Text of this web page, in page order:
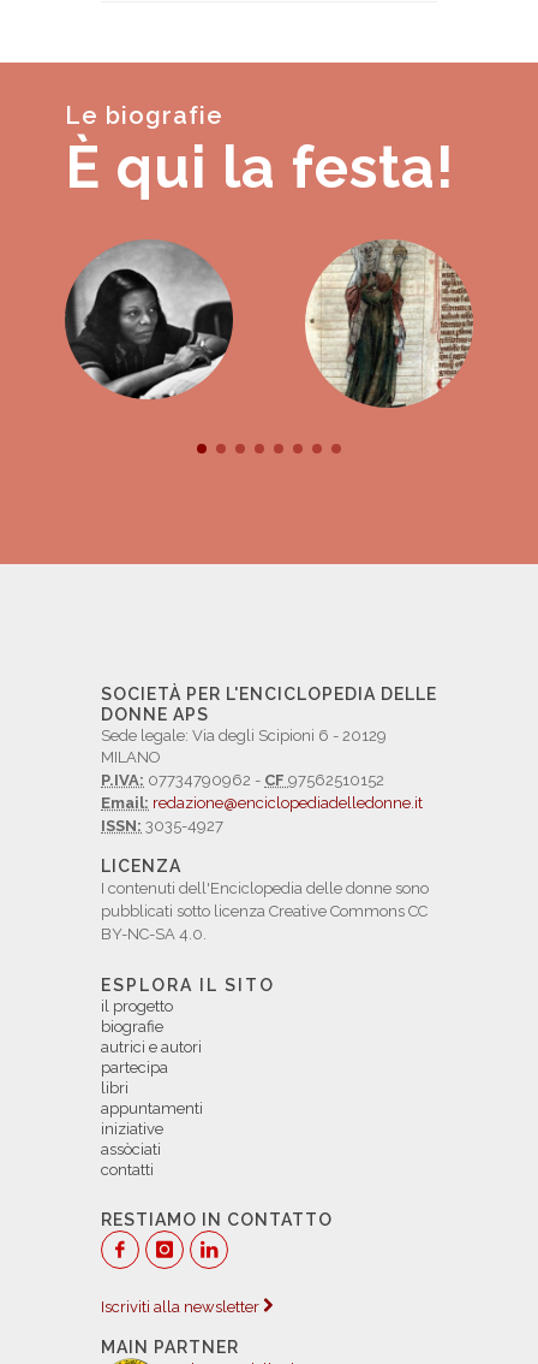
Le biografie
È qui la festa!
SOCIETÀ PER L'ENCICLOPEDIA DELLE
DONNE APS
Sede legale: Via degli Scipioni 6 - 20129
MILANO
P.IVA: 07734790962 - CF 97562510152
Email: redazione@enciclopediadelledonne.it
ISSN: 3035-4927
LICENZA
I contenuti dell'Enciclopedia delle donne sono
pubblicati sotto licenza Creative Commons CC
BY-NC-SA 4.0.
ESPLORA IL SITO
il progetto
biografie
autrici e autori
partecipa
libri
appuntamenti
iniziative
assòciati
contatti
RESTIAMO IN CONTATTO
Iscriviti alla newsletter
MAIN PARTNER